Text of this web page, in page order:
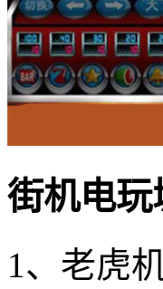
街机电玩
1、老虎